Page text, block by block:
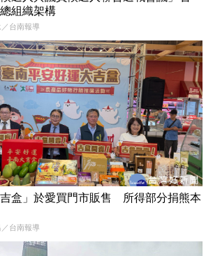
組織架構
台南報導
吉盒」於愛買門市販售 所得部分捐熊本
台南報導